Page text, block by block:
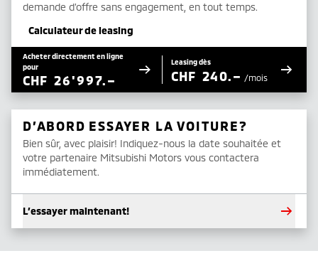
demande d’offre sans engagement, en tout temps.
Calculateur de leasing
Acheter directement en ligne
pour
CHF 26'997.–
Leasing dès
CHF 240.– /mois
D’ABORD ESSAYER LA VOITURE?
Bien sûr, avec plaisir! Indiquez-nous la date souhaitée et
votre partenaire Mitsubishi Motors vous contactera
immédiatement.
L’essayer maintenant!